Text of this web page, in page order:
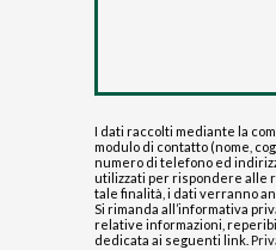
I dati raccolti mediante la
modulo di contatto (nome,
numero di telefono ed
utilizzati per rispondere alle
tale finalità, i dati verranno
Si rimanda all’informativa
relative informazioni,
dedicata ai seguenti link.